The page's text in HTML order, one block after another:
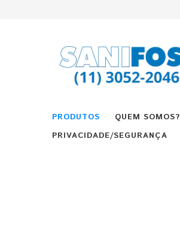
PRODUTOS QUEM SOMOS?
PRIVACIDADE/SEGURANÇA